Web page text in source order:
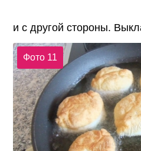
и с другой стороны.
Фото 11